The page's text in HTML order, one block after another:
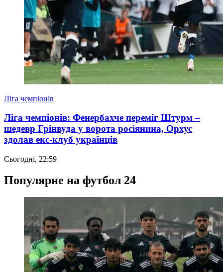
Ліга чемпіонів
Ліга чемпіонів: Фенербахче переміг Штурм –
шедевр Грінвуда у ворота росіянина, Орхус
здолав екс-клуб українців
Сьогодні, 22:59
Популярне на футбол 24